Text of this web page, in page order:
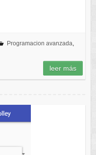
Programacion avanzada,
leer más